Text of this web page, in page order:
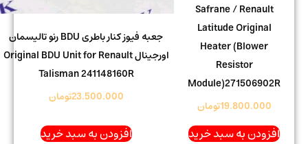
Safrane / Renault
Latitude Original
Heater (Blower
Resistor
Module)271506902R
19.800.000تومان
افزودن به سبد خرید
جعبه فیوز کنار باطری BDU رنو تالیسمان
اورجینال Original BDU Unit for Renault
Talisman 241148160R
23.500.000تومان
افزودن به سبد خرید